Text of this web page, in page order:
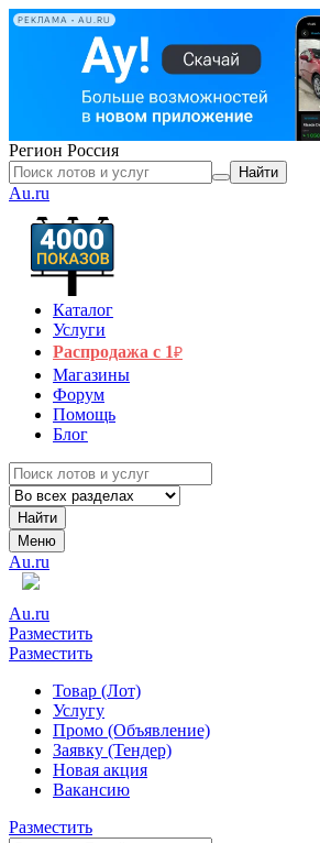
РЕКЛАМА • AU.RU
Регион Россия
Найти
Au.ru
Каталог
Услуги
Распродажа с 1₽
Магазины
Форум
Помощь
Блог
Найти
Меню
Au.ru
Au.ru
Разместить
Разместить
Товар (Лот)
Услугу
Промо (Объявление)
Заявку (Тендер)
Новая акция
Вакансию
Разместить